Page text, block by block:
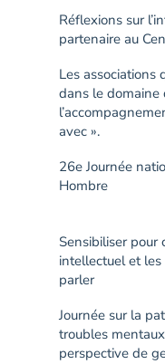
Réflexions sur
partenaire au
Les associations
dans le domaine
avec ».
26e Journée
Hombre
Sensibiliser pour
intellectuel et les
parler
Journée sur la
troubles
perspective de